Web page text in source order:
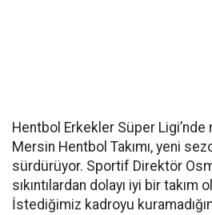
Hentbol Erkekler Süper
Mersin Hentbol Takımı, yeni
sürdürüyor. Sportif Direktör
sıkıntılardan dolayı iyi bir takım
İstediğimiz kadroyu